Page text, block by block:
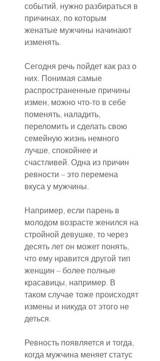
событий, нужно разбираться в
причинах, по которым
женатые мужчины начинают
изменять.
Сегодня речь пойдет как раз о
них. Понимая самые
распространенные причины
измен, можно что-то в себе
поменять, наладить,
переломить и сделать свою
семейную жизнь немного
лучше, спокойнее и
счастливей. Одна из причин
ревности – это перемена
вкуса у мужчины.
Например, если парень в
молодом возрасте женился на
стройной девушке, то через
десять лет он может понять,
что ему нравится другой тип
женщин – более полные
красавицы, например. В
таком случае тоже происходят
измены и никуда от этого не
деться.
Ревность появляется и тогда,
когда мужчина меняет статус